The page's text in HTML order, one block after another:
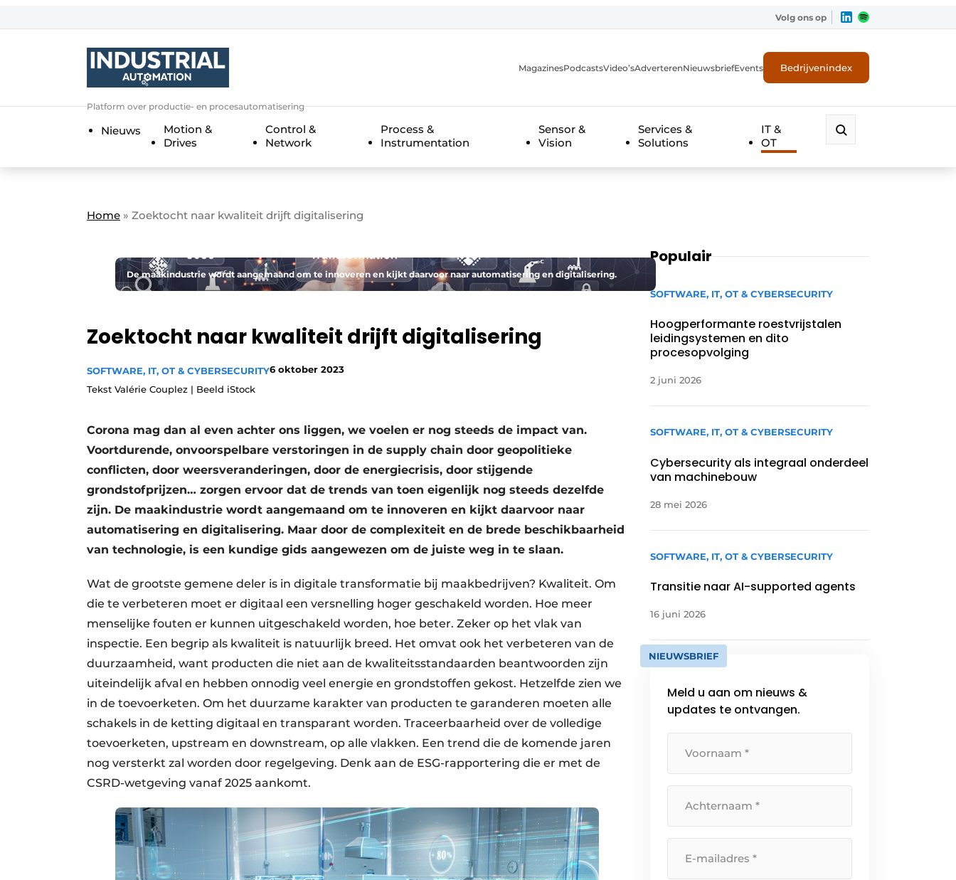
Algemene voorwaarden
Contact
Direct contact
Evenement aanmelden
Meest gelezen
Nieuwsbrief
Privacy / Cookie statement
Vacatures
Volg ons op
Platform over productie- en procesautomatisering
MagazinesPodcastsVideo’sAdverterenNieuwsbriefEvents Bedrijvenindex
Nieuws
Motion &
Drives
Control &
Network
Process &
Instrumentation
Sensor &
Vision
Services &
Solutions
IT &
OT
Home » Zoektocht naar kwaliteit drijft digitalisering
De maakindustrie wordt aangemaand om te innoveren en kijkt daarvoor naar automatisering en digitalisering.
Zoektocht naar kwaliteit drijft digitalisering
SOFTWARE, IT, OT & CYBERSECURITY6 oktober 2023
Tekst Valérie Couplez | Beeld iStock
Corona mag dan al even achter ons liggen, we voelen er nog steeds de impact van.
Voortdurende, onvoorspelbare verstoringen in de supply chain door geopolitieke
conflicten, door weersveranderingen, door de energiecrisis, door stijgende
grondstofprijzen… zorgen ervoor dat de trends van toen eigenlijk nog steeds dezelfde
zijn. De maakindustrie wordt aangemaand om te innoveren en kijkt daarvoor naar
automatisering en digitalisering. Maar door de complexiteit en de brede beschikbaarheid
van technologie, is een kundige gids aangewezen om de juiste weg in te slaan.
Wat de grootste gemene deler is in digitale transformatie bij maak­bedrijven? Kwaliteit. Om
die te verbeteren moet er digitaal een versnelling hoger geschakeld worden. Hoe meer
menselijke fouten er kunnen uitgeschakeld worden, hoe beter. Zeker op het vlak van
inspectie. Een begrip als kwaliteit is natuurlijk breed. Het omvat ook het verbeteren van de
duurzaamheid, want producten die niet aan de kwaliteitsstandaarden beantwoorden zijn
uiteindelijk afval en hebben onnodig veel energie en grondstoffen gekost. Hetzelfde zien we
in de toevoerketen. Om het duurzame karakter van producten te garanderen moeten alle
schakels in de ketting digitaal en transparant worden. Traceerbaarheid over de volledige
toevoerketen, upstream en downstream, op alle vlakken. Een trend die de komende jaren
nog versterkt zal worden door regelgeving. Denk aan de ESG-rapportering die er met de
CSRD-wetgeving vanaf 2025 aankomt.
Populair
SOFTWARE, IT, OT & CYBERSECURITY
Hoogperformante roestvrijstalen
leidingsystemen en dito
procesopvolging
2 juni 2026
SOFTWARE, IT, OT & CYBERSECURITY
Cybersecurity als integraal onderdeel
van machinebouw
28 mei 2026
SOFTWARE, IT, OT & CYBERSECURITY
Transitie naar AI-supported agents
16 juni 2026
NIEUWSBRIEF
Meld u aan om nieuws &
updates te ontvangen.